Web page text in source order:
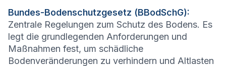
Bundes-Bodenschutzgesetz (BBodSchG):
Zentrale Regelungen zum Schutz des Bodens. Es
legt die grundlegenden Anforderungen und
Maßnahmen fest, um schädliche
Bodenveränderungen zu verhindern und Altlasten